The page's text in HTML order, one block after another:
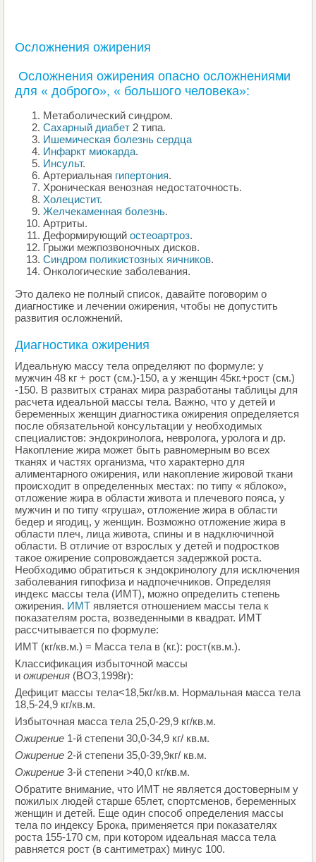
Осложнения ожирения
Осложнения ожирения опасно осложнениями
для « доброго», « большого человека»:
Метаболический синдром.
Сахарный диабет 2 типа.
Ишемическая болезнь сердца
Инфаркт миокарда.
Инсульт.
Артериальная гипертония.
Хроническая венозная недостаточность.
Холецистит.
Желчекаменная болезнь.
Артриты.
Деформирующий остеоартроз.
Грыжи межпозвоночных дисков.
Синдром поликистозных яичников.
Онкологические заболевания.
Это далеко не полный список, давайте поговорим о
диагностике и лечении ожирения, чтобы не допустить
развития осложнений.
Диагностика ожирения
Идеальную массу тела определяют по формуле: у
мужчин 48 кг + рост (см.)-150, а у женщин 45кг.+рост (см.)
-150. В развитых странах мира разработаны таблицы для
расчета идеальной массы тела. Важно, что у детей и
беременных женщин диагностика ожирения определяется
после обязательной консультации у необходимых
специалистов: эндокринолога, невролога, уролога и др.
Накопление жира может быть равномерным во всех
тканях и частях организма, что характерно для
алиментарного ожирения, или накопление жировой ткани
происходит в определенных местах: по типу « яблоко»,
отложение жира в области живота и плечевого пояса, у
мужчин и по типу «груша», отложение жира в области
бедер и ягодиц, у женщин. Возможно отложение жира в
области плеч, лица живота, спины и в надключичной
области. В отличие от взрослых у детей и подростков
такое ожирение сопровождается задержкой роста.
Необходимо обратиться к эндокринологу для исключения
заболевания гипофиза и надпочечников. Определяя
индекс массы тела (ИМТ), можно определить степень
ожирения. ИМТ является отношением массы тела к
показателям роста, возведенными в квадрат. ИМТ
рассчитывается по формуле:
ИМТ (кг/кв.м.) = Масса тела в (кг.): рост(кв.м.).
Классификация избыточной массы
и ожирения (ВОЗ,1998г):
Дефицит массы тела<18,5кг/кв.м. Нормальная масса тела
18,5-24,9 кг/кв.м.
Избыточная масса тела 25,0-29,9 кг/кв.м.
Ожирение 1-й степени 30,0-34,9 кг/ кв.м.
Ожирение 2-й степени 35,0-39,9кг/ кв.м.
Ожирение 3-й степени >40,0 кг/кв.м.
Обратите внимание, что ИМТ не является достоверным у
пожилых людей старше 65лет, спортсменов, беременных
женщин и детей. Еще один способ определения массы
тела по индексу Брока, применяется при показателях
роста 155-170 см, при котором идеальная масса тела
равняется рост (в сантиметрах) минус 100.